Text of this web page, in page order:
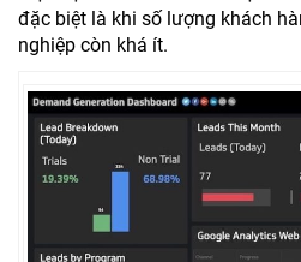
đặc biệt là khi số lượng khách
nghiệp còn khá ít.